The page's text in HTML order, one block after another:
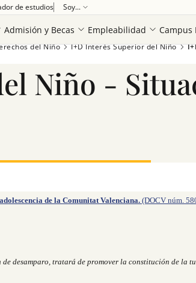
de estudios Soy...
Admisión y Becas Empleabilidad Campus
del Niño I+D Interés Superior del Niño
Niño -
de la Comunitat Valenciana. (DOCV núm.
desamparo, tratará de promover la constitución de